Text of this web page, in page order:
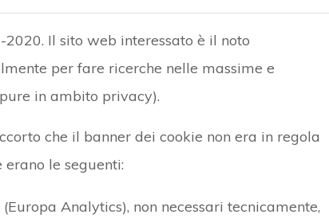
Il sito web interessato è il noto
per fare ricerche nelle massime e
in ambito privacy).
che il banner dei cookie non era in regola
erano le seguenti:
Analytics), non necessari tecnicamente,